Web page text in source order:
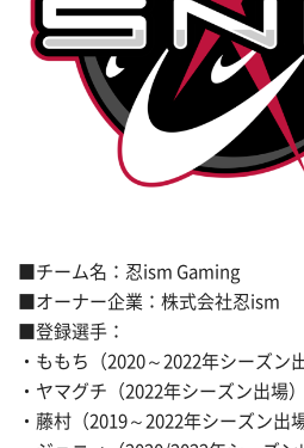
■チーム名：忍ism Gaming
■オーナー企業：株式会社忍ism
■登録選手：
・ももち（2020～2022年シーズン
・ヤマグチ（2022年シーズン出場）
・藤村（2019～2022年シーズン出場